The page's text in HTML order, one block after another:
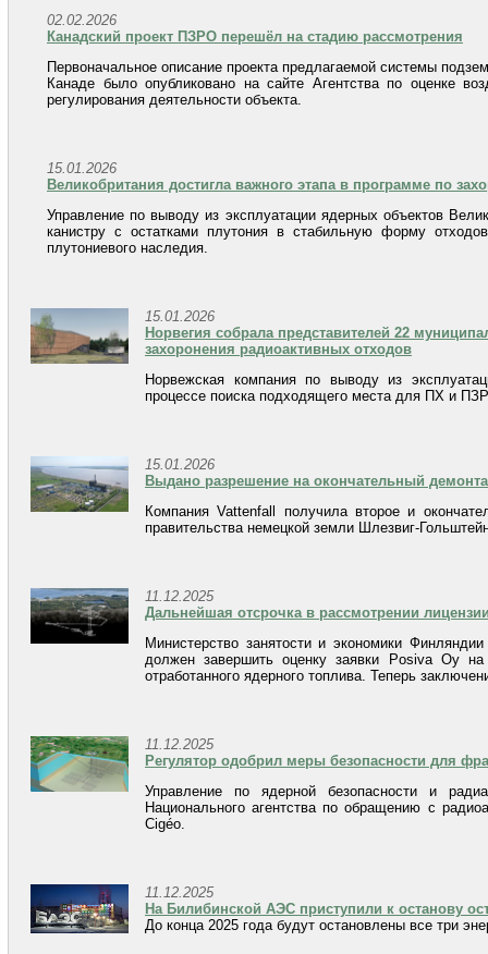
02.02.2026
Канадский проект ПЗРО перешёл на стадию рассмотрения
Первоначальное описание проекта предлагаемой системы
Канаде было опубликовано на сайте Агентства по оценке
регулирования деятельности объекта.
15.01.2026
Великобритания достигла важного этапа в программе по
Управление по выводу из эксплуатации ядерных объектов
канистру с остатками плутония в стабильную форму
плутониевого наследия.
15.01.2026
Норвегия собрала представителей 22
захоронения радиоактивных отходов
Норвежская компания по выводу из
процессе поиска подходящего места для ПХ и
15.01.2026
Выдано разрешение на окончательный
Компания Vattenfall получила второе и
правительства немецкой земли Шлезвиг-
11.12.2025
Дальнейшая отсрочка в рассмотрении
Министерство занятости и экономики
должен завершить оценку заявки Posiva Oy
отработанного ядерного топлива. Теперь
11.12.2025
Регулятор одобрил меры безопасности для
Управление по ядерной безопасности и
Национального агентства по обращению с
Cigéo.
11.12.2025
На Билибинской АЭС приступили к останову
До конца 2025 года будут остановлены все три